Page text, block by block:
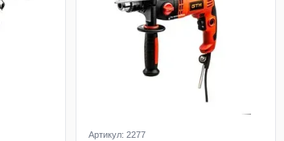
Артикул: 2277